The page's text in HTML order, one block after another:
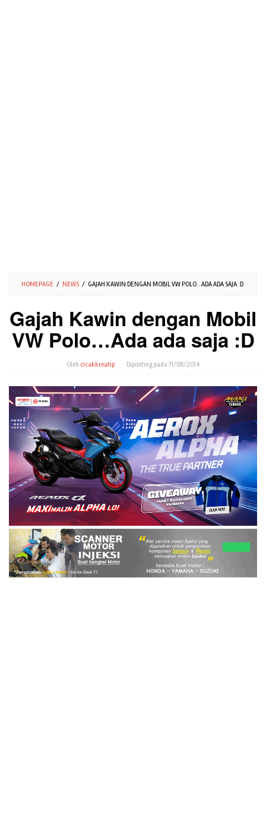
HOMEPAGE / NEWS / GAJAH KAWIN DENGAN MOBIL VW POLO…ADA ADA SAJA :D
Gajah Kawin dengan Mobil
VW Polo…Ada ada saja :D
Oleh cicakkreatip Diposting pada11/08/2014